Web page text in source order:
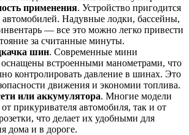
применения. Устройство пригодится
автомобилей. Надувные лодки, бассейны,
— все это можно легко привести
за считанные минуты.
шин. Современные мини
встроенными манометрами, что
контролировать давление в шинах. Это
движения и экономии топлива.
или аккумулятора. Многие модели
прикуривателя автомобиля, так и от
что делает их удобными для
дома и в дороге.